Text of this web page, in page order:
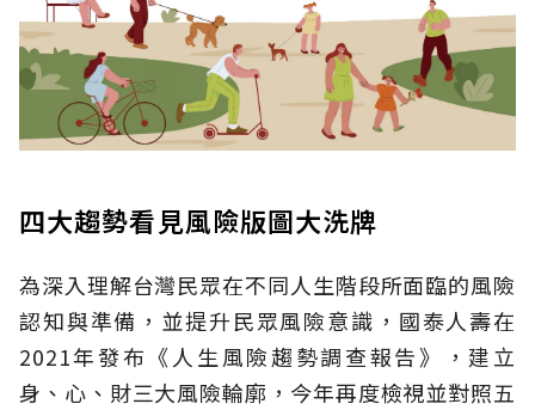
四大趨勢看見風險版圖大洗牌
為深入理解台灣民眾在不同人生階段所面臨的風險
認知與準備，並提升民眾風險意識，國泰人壽在
2021年發布《人生風險趨勢調查報告》，建立
身、心、財三大風險輪廓，今年再度檢視並對照五